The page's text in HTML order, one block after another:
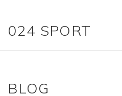
024 SPORT
BLOG